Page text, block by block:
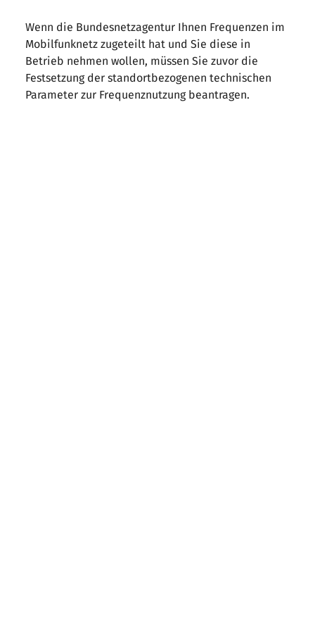
Wenn die Bundesnetzagentur Ihnen Frequenzen im
Mobilfunknetz zugeteilt hat und Sie diese in
Betrieb nehmen wollen, müssen Sie zuvor die
Festsetzung der standortbezogenen technischen
Parameter zur Frequenznutzung beantragen.